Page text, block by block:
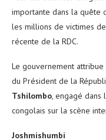
importante dans la quête
les millions de victimes
récente de la RDC.
Le gouvernement
du Président de la
Tshilombo, engagé dans
congolais sur la scène
Joshmishumbi